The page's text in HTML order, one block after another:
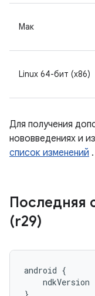
Мак
Linux 64-бит (x86)
Для получения
нововведениях и
список изменений .
Последняя
(r29)
android {
ndkVersion